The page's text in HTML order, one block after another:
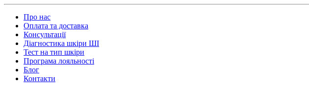
Про нас
Оплата та доставка
Консультації
Діагностика шкіри ШІ
Тест на тип шкіри
Програма лояльності
Блог
Контакти